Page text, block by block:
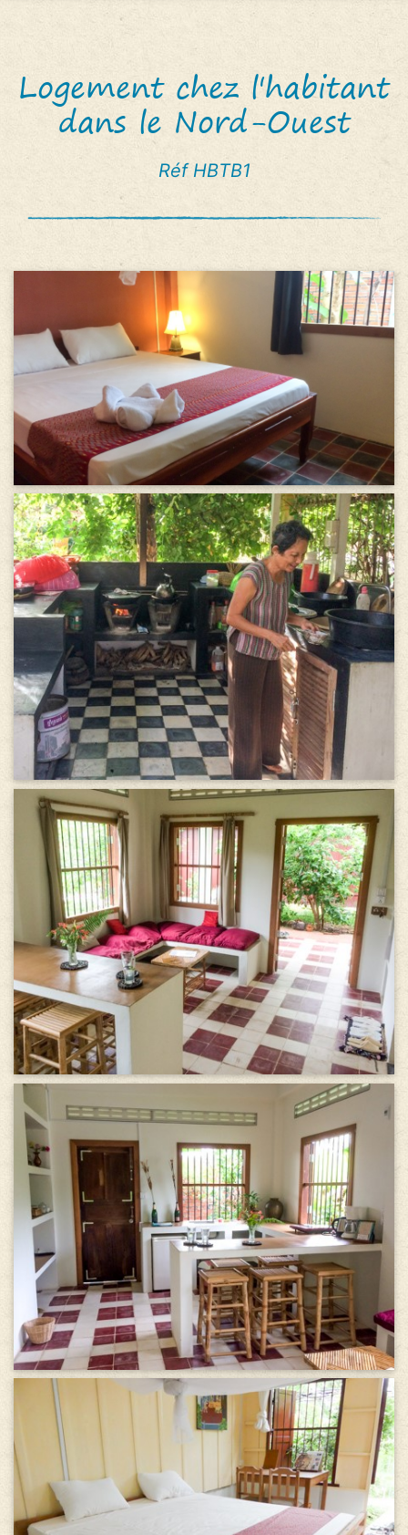
Logement chez l'habitant
dans le Nord-Ouest
Réf HBTB1